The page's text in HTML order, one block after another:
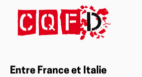
Entre France et Italie